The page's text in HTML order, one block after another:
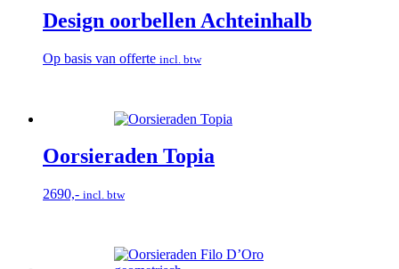
Design oorbellen Achteinhalb
Op basis van offerte incl. btw
Oorsieraden Topia
2690,- incl. btw